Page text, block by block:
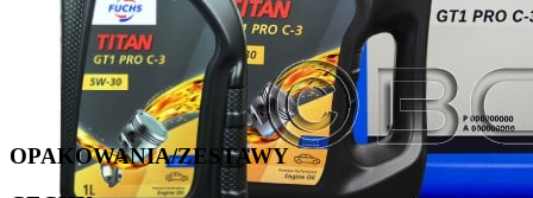
OPAKOWANIA/ZESTAWY